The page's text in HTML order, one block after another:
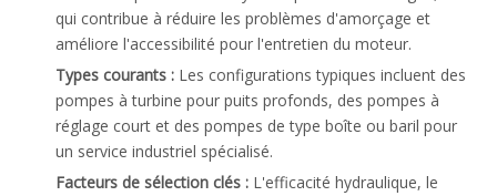
qui contribue à réduire les problèmes d'amorçage et
améliore l'accessibilité pour l'entretien du moteur.
Types courants : Les configurations typiques incluent des
pompes à turbine pour puits profonds, des pompes à
réglage court et des pompes de type boîte ou baril pour
un service industriel spécialisé.
Facteurs de sélection clés : L'efficacité hydraulique, le